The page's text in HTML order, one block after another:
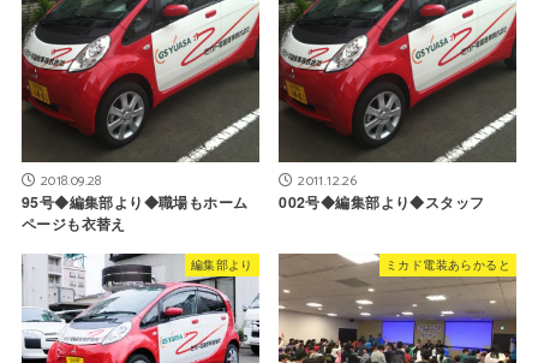
2018.09.28
95号◆編集部より◆職場もホーム
ページも衣替え
2011.12.26
002号◆編集部より◆スタッフ
編集部より ミカド電装あらかると